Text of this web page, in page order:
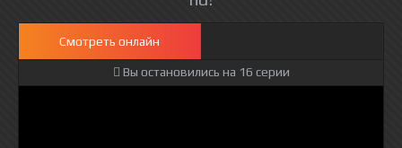
Смотреть онлайн
Вы остановились на 16 серии